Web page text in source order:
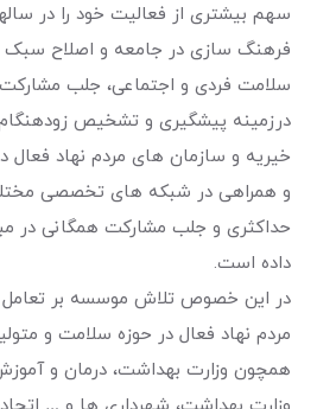
سهم بیشتری از فعالیت خود را در
فرهنگ سازی در جامعه و اصلاح سبک
سلامت فردی و اجتماعی، جلب
درزمینه پیشگیری و تشخیص
خیریه و سازمان های مردم نهاد
و همراهی در شبکه های تخصصی مختلف
حداکثری و جلب مشارکت همگانی در
داده است.
در این خصوص تلاش موسسه بر تعامل
مردم نهاد فعال در حوزه سلامت و
همچون وزارت بهداشت، درمان و